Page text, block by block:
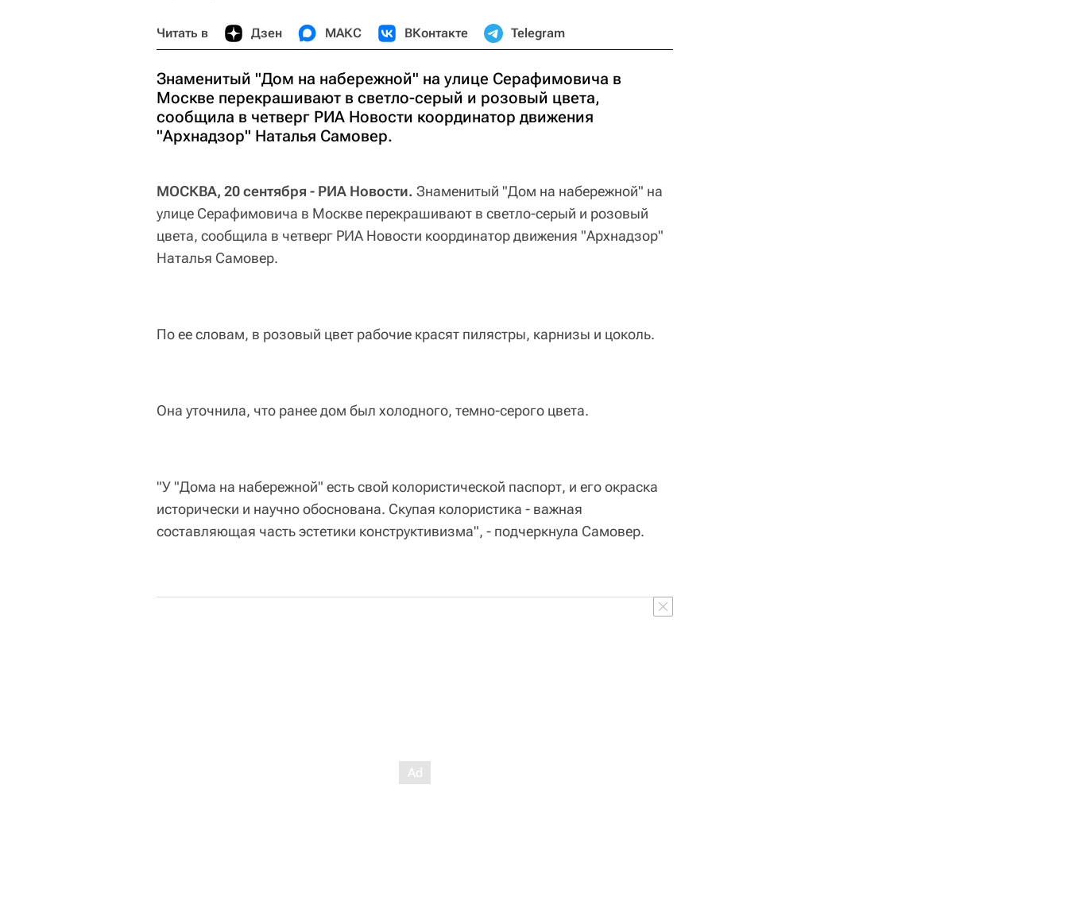
Читать в Дзен МАКС ВКонтакте Telegram
Знаменитый "Дом на набережной" на улице Серафимовича в
Москве перекрашивают в светло-серый и розовый цвета,
сообщила в четверг РИА Новости координатор движения
"Архнадзор" Наталья Самовер.
МОСКВА, 20 сентября - РИА Новости. Знаменитый "Дом на набережной" на
улице Серафимовича в Москве перекрашивают в светло-серый и розовый
цвета, сообщила в четверг РИА Новости координатор движения "Архнадзор"
Наталья Самовер.
По ее словам, в розовый цвет рабочие красят пилястры, карнизы и цоколь.
Она уточнила, что ранее дом был холодного, темно-серого цвета.
"У "Дома на набережной" есть свой колористической паспорт, и его окраска
исторически и научно обоснована. Скупая колористика - важная
составляющая часть эстетики конструктивизма", - подчеркнула Самовер.